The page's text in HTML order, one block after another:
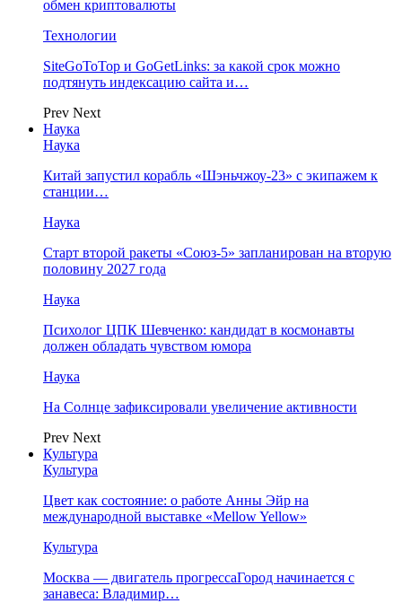
обмен криптовалюты
Технологии
SiteGoToTop и GoGetLinks: за какой срок можно
подтянуть индексацию сайта и…
Prev Next
Наука
Наука
Китай запустил корабль «Шэньчжоу-23» с экипажем к
станции…
Наука
Старт второй ракеты «Союз-5» запланирован на вторую
половину 2027 года
Наука
Психолог ЦПК Шевченко: кандидат в космонавты
должен обладать чувством юмора
Наука
На Солнце зафиксировали увеличение активности
Prev Next
Культура
Культура
Цвет как состояние: о работе Анны Эйр на
международной выставке «Mellow Yellow»
Культура
Москва — двигатель прогрессаГород начинается с
занавеса: Владимир…